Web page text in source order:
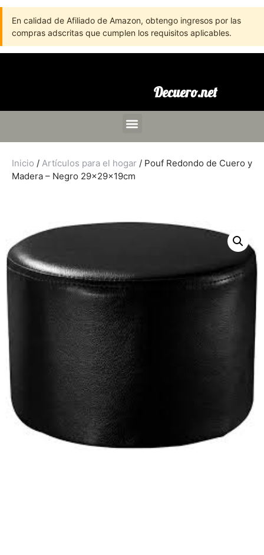
En calidad de Afiliado de Amazon, obtengo ingresos por las
compras adscritas que cumplen los requisitos aplicables.
Decuero.net
Inicio / Artículos para el hogar / Pouf Redondo de Cuero y
Madera – Negro 29x29x19cm